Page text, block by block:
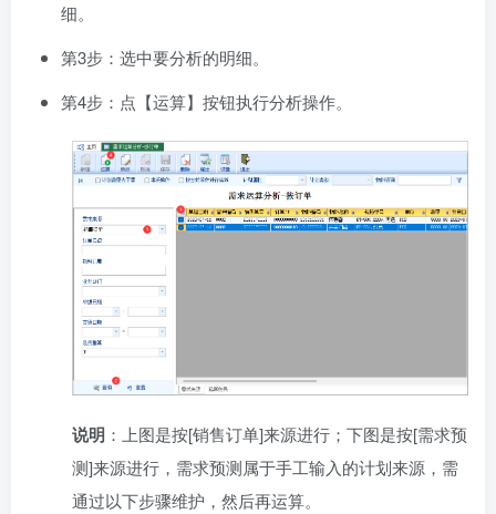
细。
第3步：选中要分析的明细。
第4步：点【运算】按钮执行分析操作。
说明 ：上图是按[销售订单]来源进行；下图是按[需求预
测]来源进行，需求预测属于手工输入的计划来源，需
通过以下步骤维护，然后再运算。